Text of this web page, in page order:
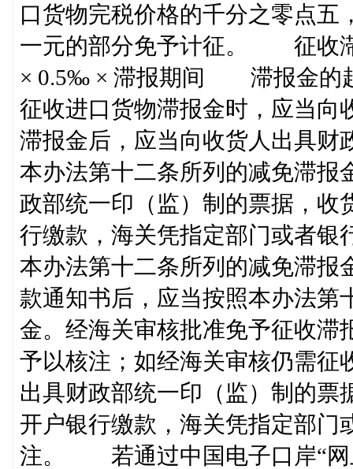
口货物完税价格的千分之零点五
一元的部分免予计征。 征收滞
× 0.5‰ × 滞报期间 滞报金的
征收进口货物滞报金时，应当向
滞报金后，应当向收货人出具
本办法第十二条所列的减免滞报
政部统一印（监）制的票据，收
行缴款，海关凭指定部门或者
本办法第十二条所列的减免滞报
款通知书后，应当按照本办法第
金。经海关审核批准免予征收滞
予以核注；如经海关审核仍需征
出具财政部统一印（监）制的票
开户银行缴款，海关凭指定部门
注。 若通过中国电子口岸“网